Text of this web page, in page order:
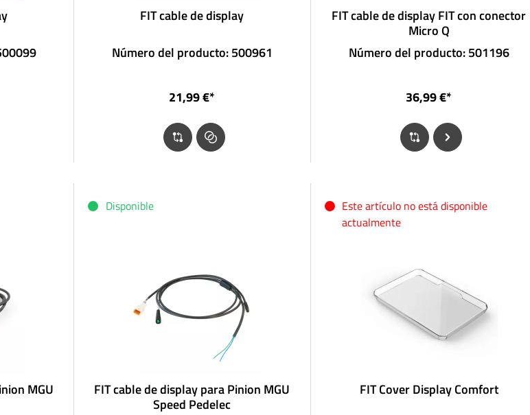
FIT cable de display
Número del producto: 500961
21,99 €*
FIT cable de display FIT con conector
Micro Q
Número del producto: 501196
36,99 €*
MGU
Disponible
FIT cable de display para Pinion MGU
Speed Pedelec
Este artículo no está disponible
actualmente
FIT Cover Display Comfort